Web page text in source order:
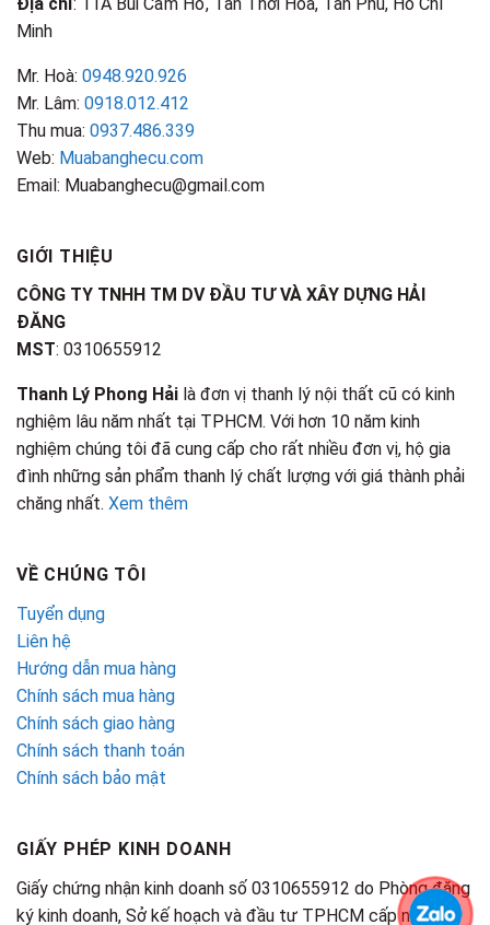
Minh
Mr. Hoà: 0948.920.926
Mr. Lâm: 0918.012.412
Thu mua: 0937.486.339
Web: Muabanghecu.com
Email: Muabanghecu@gmail.com
GIỚI THIỆU
CÔNG TY TNHH TM DV ĐẦU TƯ VÀ XÂY DỰNG HẢI
ĐĂNG
MST: 0310655912
Thanh Lý Phong Hải là đơn vị thanh lý nội thất cũ có kinh
nghiệm lâu năm nhất tại TPHCM. Với hơn 10 năm kinh
nghiệm chúng tôi đã cung cấp cho rất nhiều đơn vị, hộ gia
đình những sản phẩm thanh lý chất lượng với giá thành phải
chăng nhất. Xem thêm
VỀ CHÚNG TÔI
Tuyển dụng
Liên hệ
Hướng dẫn mua hàng
Chính sách mua hàng
Chính sách giao hàng
Chính sách thanh toán
Chính sách bảo mật
GIẤY PHÉP KINH DOANH
Giấy chứng nhận kinh doanh số 0310655912 do Phòng đăng
ký kinh doanh, Sở kế hoạch và đầu tư TPHCM cấp ngày